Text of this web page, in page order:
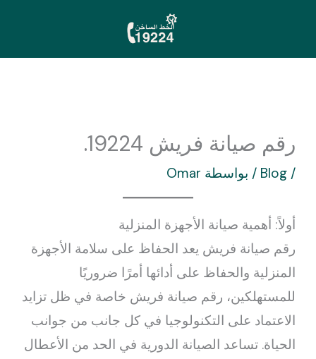
المحتوى
رقم صيانة فريش 19224.
/
Blog / بواسطة Omar
أولاً: أهمية صيانة الأجهزة المنزلية
رقم صيانة فريش يعد الحفاظ على سلامة الأجهزة
المنزلية والحفاظ على أدائها أمرًا ضروريًا
للمستهلكين، رقم صيانة فريش خاصة في ظل تزايد
الاعتماد على التكنولوجيا في كل جانب من جوانب
الحياة. تساعد الصيانة الدورية في الحد من الأعطال